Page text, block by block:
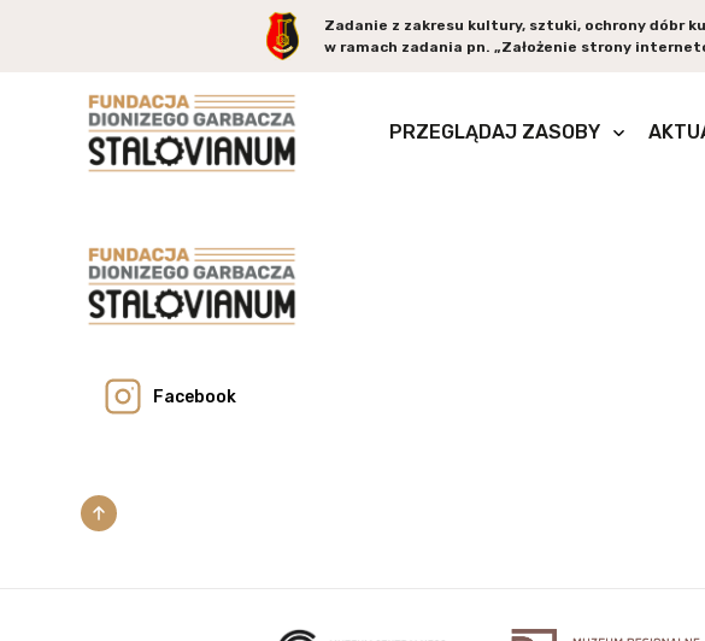
Zadanie z zakresu kultury, sztuki, ochrony dóbr
w ramach zadania pn. „Założenie strony
PRZEGLĄDAJ ZASOBY
Facebook